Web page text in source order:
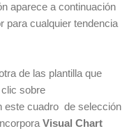
aparece a continuación
para cualquier tendencia
de las plantilla que
sobre
este cuadro de selección
Visual Chart